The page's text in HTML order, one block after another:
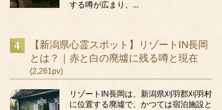
する噂が広まり、...
【新潟県心霊スポット】リゾートIN長岡
とは？｜赤と白の廃墟に残る噂と現在
(2,261pv)
リゾートIN長岡は、新潟県刈羽郡刈羽村
に位置する廃墟で、かつては宿泊施設と